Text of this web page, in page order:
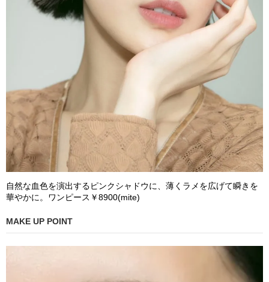
自然な血色を演出するピンクシャドウに、薄くラメを広げて瞬きを
華やかに。ワンピース￥8900(mite)
MAKE UP POINT